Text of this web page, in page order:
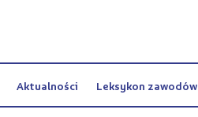
Aktualności Leksykon zawodów